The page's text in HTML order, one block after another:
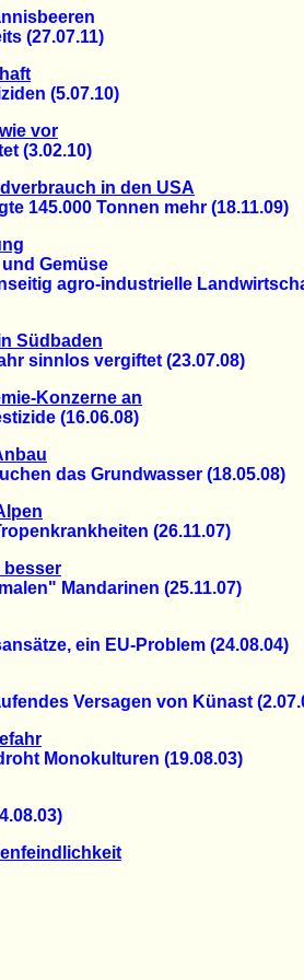
(27.07.11)
(5.07.10)
vor
(3.02.10)
in den USA
145.000 Tonnen mehr (18.11.09)
Gemüse
agro-industrielle
Südbaden
sinnlos vergiftet (23.07.08)
Konzerne an
(16.06.08)
das Grundwasser (18.05.08)
(26.11.07)
besser
Mandarinen (25.11.07)
ein EU-Problem (24.08.04)
Versagen von Künast
Monokulturen (19.08.03)